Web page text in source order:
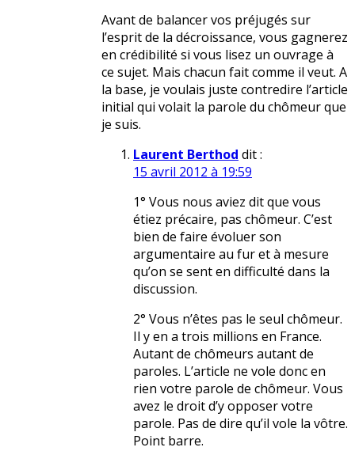
Avant de balancer vos préjugés sur
l’esprit de la décroissance, vous gagnerez
en crédibilité si vous lisez un ouvrage à
ce sujet. Mais chacun fait comme il veut. A
la base, je voulais juste contredire l’article
initial qui volait la parole du chômeur que
je suis.
Laurent Berthod dit :
15 avril 2012 à 19:59
1° Vous nous aviez dit que vous
étiez précaire, pas chômeur. C’est
bien de faire évoluer son
argumentaire au fur et à mesure
qu’on se sent en difficulté dans la
discussion.
2° Vous n’êtes pas le seul chômeur.
Il y en a trois millions en France.
Autant de chômeurs autant de
paroles. L’article ne vole donc en
rien votre parole de chômeur. Vous
avez le droit d’y opposer votre
parole. Pas de dire qu’il vole la vôtre.
Point barre.